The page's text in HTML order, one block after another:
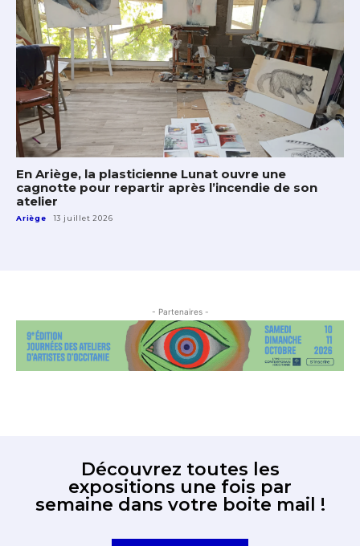
En Ariège, la plasticienne Lunat ouvre une
cagnotte pour repartir après l’incendie de son
atelier
Ariège 13 juillet 2026
- Partenaires -
Découvrez toutes les
expositions une fois par
semaine dans votre boite mail !